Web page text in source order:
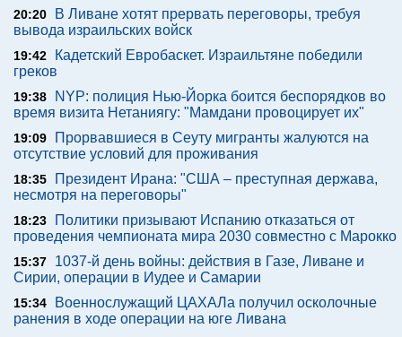
20:20
В Ливане хотят прервать переговоры, требуя
вывода израильских войск
19:42
Кадетский Евробаскет. Израильтяне победили
греков
19:38
NYP: полиция Нью-Йорка боится беспорядков во
время визита Нетаниягу: "Мамдани провоцирует их"
19:09
Прорвавшиеся в Сеуту мигранты жалуются на
отсутствие условий для проживания
18:35
Президент Ирана: "США – преступная держава,
несмотря на переговоры"
18:23
Политики призывают Испанию отказаться от
проведения чемпионата мира 2030 совместно с Марокко
15:37
1037-й день войны: действия в Газе, Ливане и
Сирии, операции в Иудее и Самарии
15:34
Военнослужащий ЦАХАЛа получил осколочные
ранения в ходе операции на юге Ливана